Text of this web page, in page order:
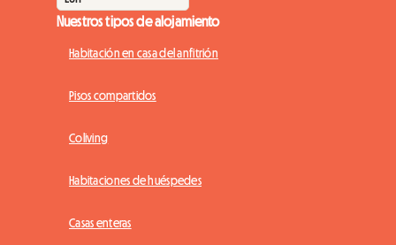
Nuestros tipos de alojamiento
Habitación en casa del anfitrión
Pisos compartidos
Coliving
Habitaciones de huéspedes
Casas enteras